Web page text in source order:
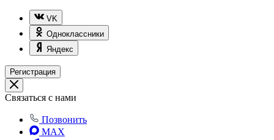
VK
Одноклассники
Яндекс
Регистрация
Связаться с нами
Позвонить
MAX